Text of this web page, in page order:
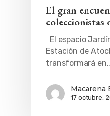
El gran
coleccionistas
El espacio
Estación de
transformará
Macarena
17 octubre,